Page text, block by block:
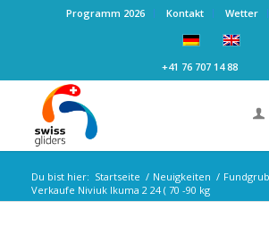
Programm 2026 Kontakt Wetter
+41 76 707 14 88
Du bist hier: Startseite / Neuigkeiten /
Verkaufe Niviuk Ikuma 2 24 ( 70 -90 kg